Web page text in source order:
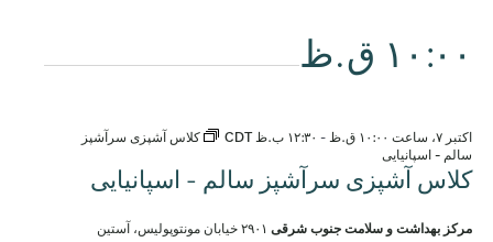
۱۰:۰۰ ق.ظ
کلاس آشپزی سرآشپز سالم - اسپانیایی
اکتبر ۷، ساعت ۱۰:۰۰ ق.ظ - ۱۲:۳۰ ب.ظ CDT
کلاس آشپزی سرآشپز
سالم - اسپانیایی
مرکز بهداشت و سلامت جنوب شرقی ۲۹۰۱ خیابان مونتوپولیس، آستین